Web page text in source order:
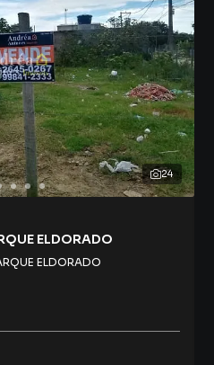
24
ELDORADO
ELDORADO